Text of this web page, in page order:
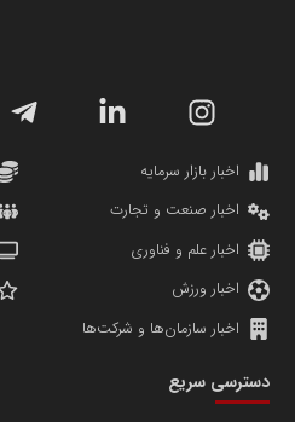
دانشگاه سئوی ایران
تامین آهن اسفنجی تولیدکنندگان فولاد
مریم حاج نوروز نظری
اخبار بازار سرمایه
اخبار صنعت و تجارت
اخبار علم و فناوری
اخبار ورزش
اخبار سازمان‌ها و شرکت‌ها
دسترسی سریع